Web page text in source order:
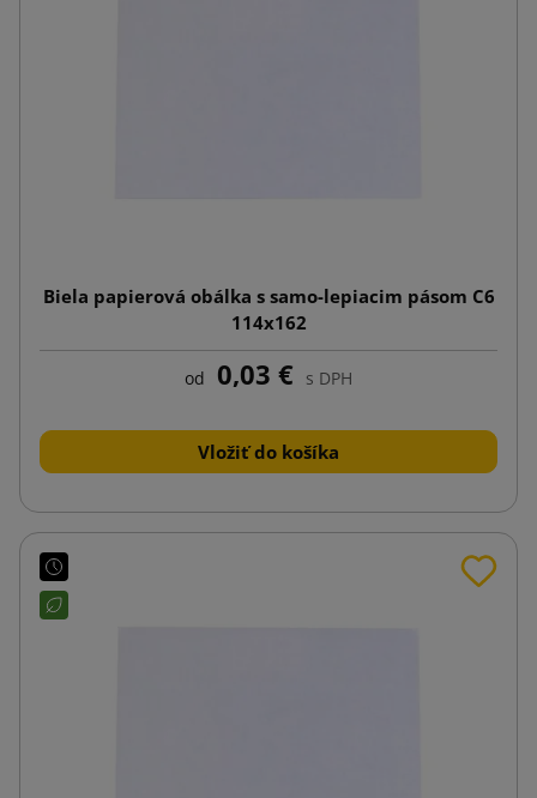
Biela papierová obálka s samo-lepiacim pásom C6
114x162
od 0,03 € s DPH
Vložiť do košíka